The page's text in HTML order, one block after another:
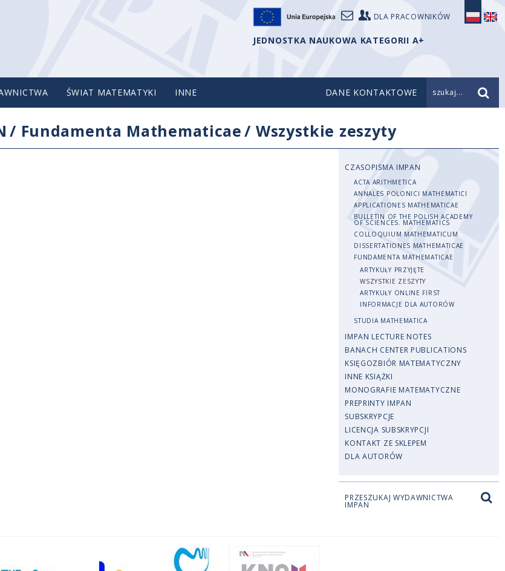
DLA PRACOWNIKÓW
JEDNOSTKA NAUKOWA KATEGORII A+
ŚWIAT MATEMATYKI INNE DANE KONTAKTOWE szukaj...
/ Fundamenta Mathematicae/ Wszystkie zeszyty
CZASOPISMA IMPAN
ACTA ARITHMETICA
ANNALES POLONICI MATHEMATICI
APPLICATIONES MATHEMATICAE
BULLETIN OF THE POLISH ACADEMY
OF SCIENCES. MATHEMATICS
COLLOQUIUM MATHEMATICUM
DISSERTATIONES MATHEMATICAE
FUNDAMENTA MATHEMATICAE
ARTYKUŁY PRZYJĘTE
WSZYSTKIE ZESZYTY
ARTYKUŁY ONLINE FIRST
INFORMACJE DLA AUTORÓW
STUDIA MATHEMATICA
IMPAN LECTURE NOTES
BANACH CENTER PUBLICATIONS
KSIĘGOZBIÓR MATEMATYCZNY
INNE KSIĄŻKI
MONOGRAFIE MATEMATYCZNE
PREPRINTY IMPAN
SUBSKRYPCJE
LICENCJA SUBSKRYPCJI
KONTAKT ZE SKLEPEM
DLA AUTORÓW
PRZESZUKAJ WYDAWNICTWA
IMPAN